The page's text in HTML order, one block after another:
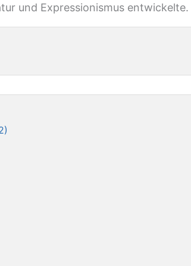
und Expressionismus entwickelte.